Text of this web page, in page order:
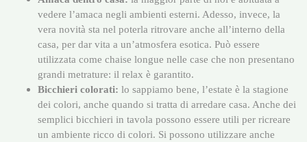
vedere l’amaca negli ambienti esterni. Adesso, invece, la
vera novità sta nel poterla ritrovare anche all’interno della
casa, per dar vita a un’atmosfera esotica. Può essere
utilizzata come chaise longue nelle case che non presentano
grandi metrature: il relax è garantito.
Bicchieri colorati: lo sappiamo bene, l’estate è la stagione
dei colori, anche quando si tratta di arredare casa. Anche dei
semplici bicchieri in tavola possono essere utili per ricreare
un ambiente ricco di colori. Si possono utilizzare anche